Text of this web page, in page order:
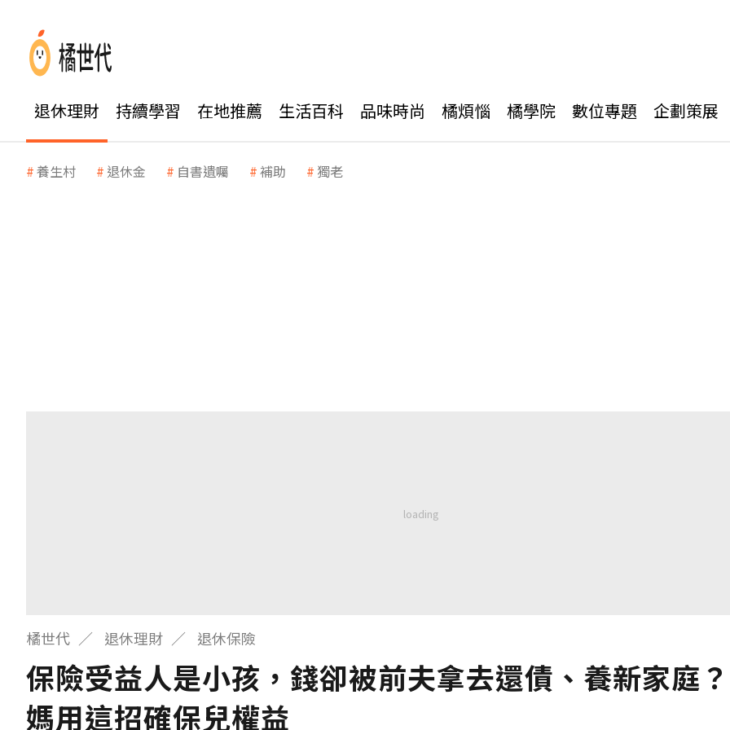
退休理財 持續學習 在地推薦 生活百科 品味時尚 橘煩惱 橘學院 數位專題 企劃策展
養生村 退休金 自書遺囑 補助 獨老
橘世代 退休理財 退休保險
保險受益人是小孩，錢卻被前夫拿去還債、養新家庭
媽用這招確保兒權益